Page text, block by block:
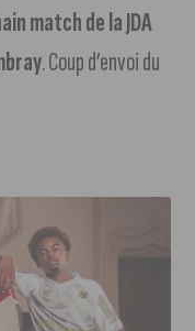
match de la JDA
. Coup d’envoi du